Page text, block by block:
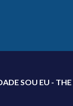
SOU EU - THE